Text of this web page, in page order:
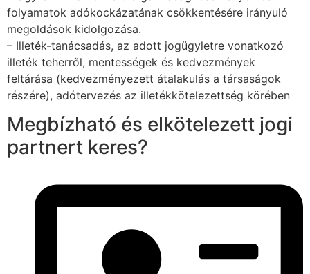
folyamatok adókockázatának csökkentésére irányuló
megoldások kidolgozása.
– Illeték-tanácsadás, az adott jogügyletre vonatkozó
illeték teherről, mentességek és kedvezmények
feltárása (kedvezményezett átalakulás a társaságok
részére), adótervezés az illetékkötelezettség körében
Megbízható és elkötelezett jogi
partnert keres?